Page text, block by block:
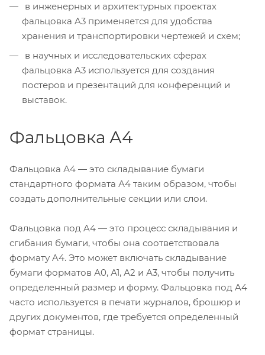
в инженерных и архитектурных проектах
фальцовка A3 применяется для удобства
хранения и транспортировки чертежей и схем;
в научных и исследовательских сферах
фальцовка A3 используется для создания
постеров и презентаций для конференций и
выставок.
Фальцовка А4
Фальцовка А4 — это складывание бумаги
стандартного формата А4 таким образом, чтобы
создать дополнительные секции или слои.
Фальцовка под A4 — это процесс складывания и
сгибания бумаги, чтобы она соответствовала
формату A4. Это может включать складывание
бумаги форматов А0, А1, А2 и А3, чтобы получить
определенный размер и форму. Фальцовка под A4
часто используется в печати журналов, брошюр и
других документов, где требуется определенный
формат страницы.